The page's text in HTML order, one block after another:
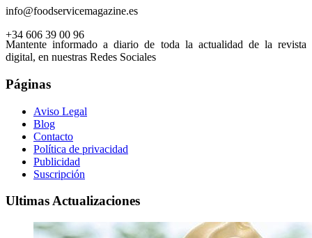
info@foodservicemagazine.es
+34 606 39 00 96
Mantente informado a diario de toda la actualidad de la revista
digital, en nuestras Redes Sociales
Páginas
Aviso Legal
Blog
Contacto
Política de privacidad
Publicidad
Suscripción
Ultimas Actualizaciones